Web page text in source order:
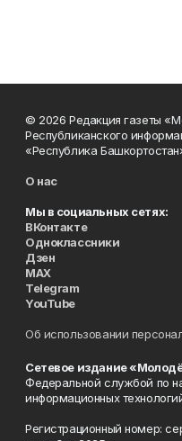
© 2026 Редакция газеты
Республиканского
«Республика
О нас
Мы в социальных сетях:
ВКонтакте
Одноклассники
Дзен
MAX
Telegram
YouTube
Об использовании
Сетевое издание
Федеральной службой по
информационных
Регистрационный номер: